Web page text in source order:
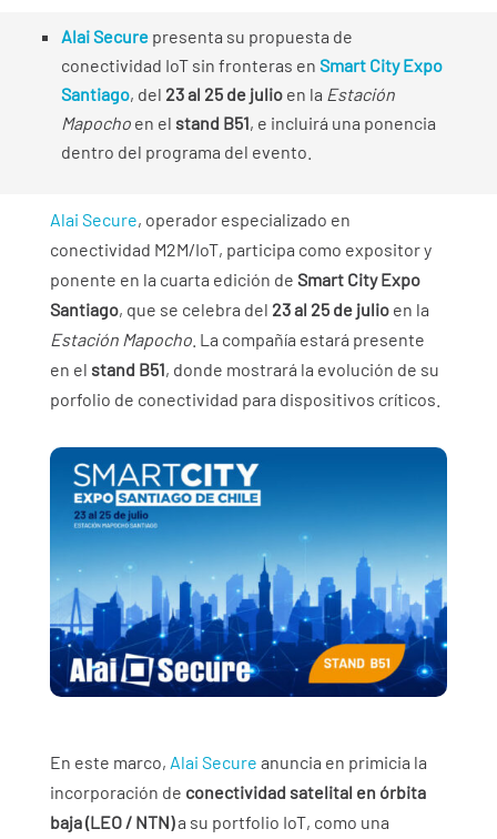
Alai Securepresenta su propuesta de
conectividad IoT sin fronteras en Smart City Expo
Santiago, del 23 al 25 de julioen la Estación
Mapochoen el stand B51, e incluirá una ponencia
dentro del programa del evento.
Alai Secure, operador especializado en
conectividad M2M/IoT, participa como expositor y
ponente en la cuarta edición de Smart City Expo
Santiago, que se celebra del 23 al 25 de julioen la
Estación Mapocho. La compañía estará presente
en el stand B51, donde mostrará la evolución de su
porfolio de conectividad para dispositivos críticos.
En este marco, Alai Secure anuncia en primicia la
incorporación de conectividad satelital en órbita
baja (LEO / NTN)a su portfolio IoT, como una